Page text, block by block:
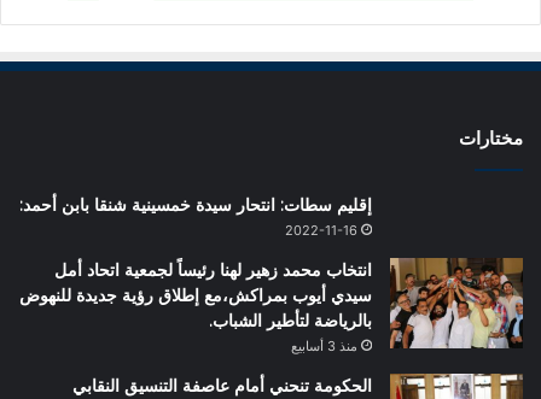
مختارات
إقليم سطات: انتحار سيدة خمسينية شنقا بابن أحمد:
2022-11-16
انتخاب محمد زهير لهنا رئيساً لجمعية اتحاد أمل
سيدي أيوب بمراكش،مع إطلاق رؤية جديدة للنهوض
بالرياضة لتأطير الشباب.
منذ 3 أسابيع
الحكومة تنحني أمام عاصفة التنسيق النقابي